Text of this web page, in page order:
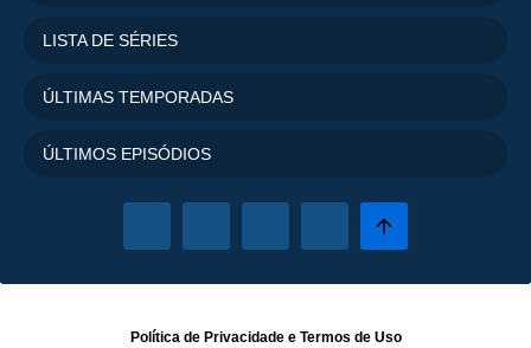
LISTA DE SÉRIES
ÚLTIMAS TEMPORADAS
ÚLTIMOS EPISÓDIOS
Política de Privacidadee Termos de Uso